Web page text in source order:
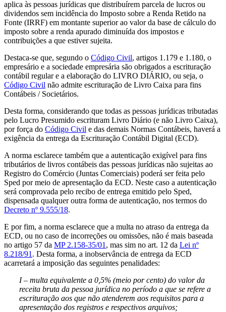
aplica às pessoas jurídicas que distribuírem parcela de lucros ou
dividendos sem incidência do Imposto sobre a Renda Retido na
Fonte (IRRF) em montante superior ao valor da base de cálculo do
imposto sobre a renda apurado diminuída dos impostos e
contribuições a que estiver sujeita.
Destaca-se que, segundo o Código Civil, artigos 1.179 e 1.180, o
empresário e a sociedade empresária são obrigados a escrituração
contábil regular e a elaboração do LIVRO DIÁRIO, ou seja, o
Código Civil não admite escrituração de Livro Caixa para fins
Contábeis / Societários.
Desta forma, considerando que todas as pessoas jurídicas tributadas
pelo Lucro Presumido escrituram Livro Diário (e não Livro Caixa),
por força do Código Civil e das demais Normas Contábeis, haverá a
exigência da entrega da Escrituração Contábil Digital (ECD).
A norma esclarece também que a autenticação exigível para fins
tributários de livros contábeis das pessoas jurídicas não sujeitas ao
Registro do Comércio (Juntas Comerciais) poderá ser feita pelo
Sped por meio de apresentação da ECD. Neste caso a autenticação
será comprovada pelo recibo de entrega emitido pelo Sped,
dispensada qualquer outra forma de autenticação, nos termos do
Decreto nº 9.555/18.
E por fim, a norma esclarece que a multa no atraso da entrega da
ECD, ou no caso de incorreções ou omissões, não é mais baseada
no artigo 57 da MP 2.158-35/01 , mas sim no art. 12 da Lei nº
8.218/91 . Desta forma, a inobservância de entrega da ECD
acarretará a imposição das seguintes penalidades:
I – multa equivalente a 0,5% (meio por cento) do valor da
receita bruta da pessoa jurídica no período a que se refere a
escrituração aos que não atenderem aos requisitos para a
apresentação dos registros e respectivos arquivos;